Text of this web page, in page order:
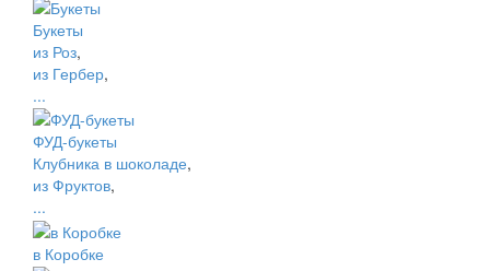
Букеты
из Роз,
из Гербер,
...
ФУД-букеты
Клубника в шоколаде,
из Фруктов,
...
в Коробке